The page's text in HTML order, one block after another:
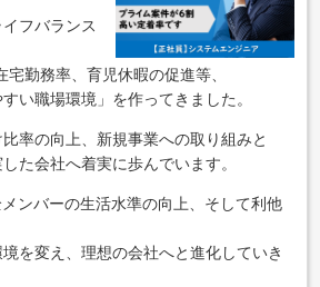
フバランス
勤務率、育児休暇の促進等、
い職場環境」を作ってきました。
率の向上、新規事業への取り組みと
た会社へ着実に歩んでいます。
ンバーの⽣活⽔準の向上、そして利他
を変え、理想の会社へと進化していき